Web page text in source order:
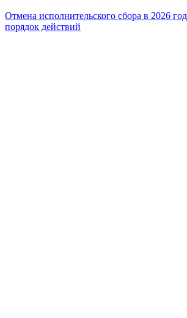
Отмена исполнительского сбора в 2026
порядок действий